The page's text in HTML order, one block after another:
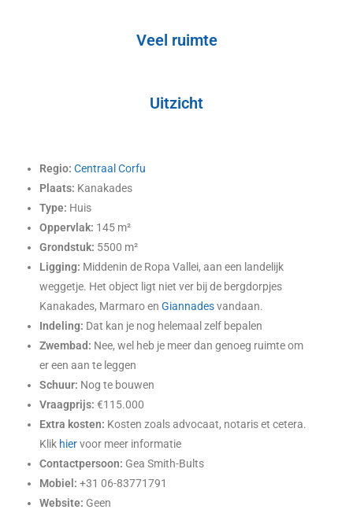
Veel ruimte
Uitzicht
Regio: Centraal Corfu
Plaats: Kanakades
Type: Huis
Oppervlak: 145 m²
Grondstuk: 5500 m²
Ligging: Middenin de Ropa Vallei, aan een landelijk
weggetje. Het object ligt niet ver bij de bergdorpjes
Kanakades, Marmaro en Giannadesvandaan.
Indeling: Dat kan je nog helemaal zelf bepalen
Zwembad: Nee, wel heb je meer dan genoeg ruimte om
er een aan te leggen
Schuur: Nog te bouwen
Vraagprijs: €115.000
Extra kosten: Kosten zoals advocaat, notaris et cetera.
Klik hiervoor meer informatie
Contactpersoon: Gea Smith-Bults
Mobiel: +31 06-83771791
Website: Geen